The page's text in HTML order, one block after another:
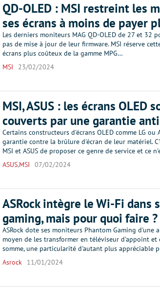
QD-OLED : MSI restreint les
ses écrans à moins de payer
Les derniers moniteurs MAG QD-OLED de 27 et 32
pas de mise à jour de leur firmware. MSI réserve
écrans plus coûteux de la gamme MPG…
MSI
23/02/2024
MSI, ASUS : les écrans OLED
couverts par une garantie
Certains constructeurs d'écrans OLED comme LG
garantie contre la brûlure d'écran de leur matériel.
MSI et ASUS de proposer ce genre de service et ce
ASUS,MSI 07/02/2024
ASRock intègre le Wi-Fi dans
gaming, mais pour quoi faire ?
ASRock dote ses moniteurs Phantom Gaming d'une
moyen de les transformer en téléviseur d'appoint et
somme, une particularité d'autant plus appréciable
Asrock
11/01/2024